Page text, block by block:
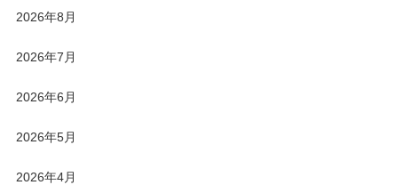
2026年8月
2026年7月
2026年6月
2026年5月
2026年4月